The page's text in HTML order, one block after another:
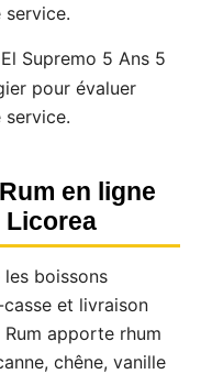
Supremo 5 Ans 5
pour évaluer
en ligne
Licorea
boissons
et livraison
apporte rhum
chêne, vanille